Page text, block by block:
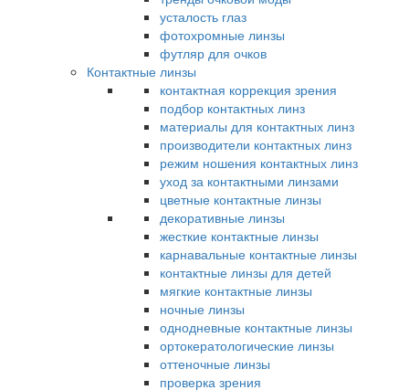
усталость глаз
фотохромные линзы
футляр для очков
Контактные линзы
контактная коррекция зрения
подбор контактных линз
материалы для контактных линз
производители контактных линз
режим ношения контактных линз
уход за контактными линзами
цветные контактные линзы
декоративные линзы
жесткие контактные линзы
карнавальные контактные линзы
контактные линзы для детей
мягкие контактные линзы
ночные линзы
однодневные контактные линзы
ортокератологические линзы
оттеночные линзы
проверка зрения